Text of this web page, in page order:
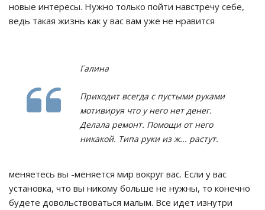
новые интересы. Нужно только пойти навстречу себе,
ведь такая жизнь как у вас вам уже не нравится
Галина
Приходит всегда с пустыми руками
мотивируя что у него нет денег.
Делала ремонт. Помощи от него
никакой. Типа руки из ж... растут.
меняетесь вы -меняется мир вокруг вас. Если у вас
установка, что вы никому больше не нужны, то конечно
будете довольствоваться малым. Все идет изнутри